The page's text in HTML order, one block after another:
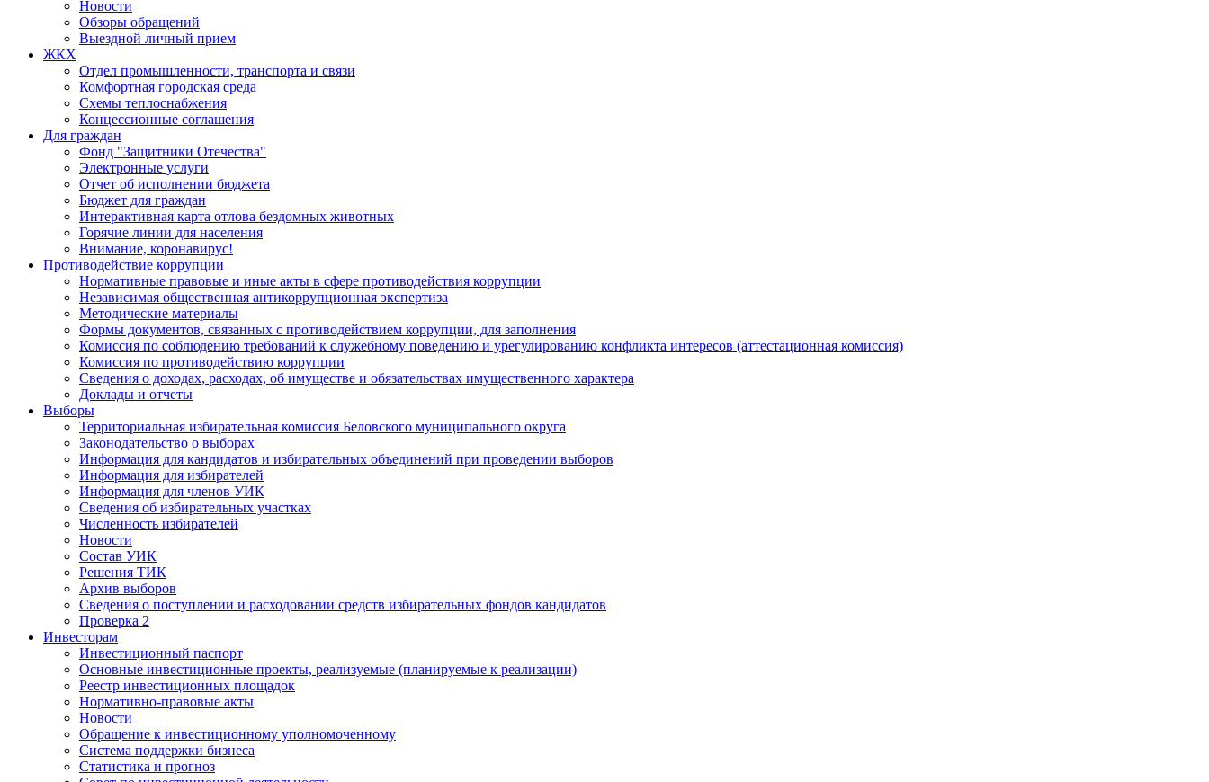
Новости
Обзоры обращений
Выездной личный прием
ЖКХ
Отдел промышленности, транспорта и связи
Комфортная городская среда
Схемы теплоснабжения
Концессионные соглашения
Для граждан
Фонд "Защитники Отечества"
Электронные услуги
Отчет об исполнении бюджета
Бюджет для граждан
Интерактивная карта отлова бездомных животных
Горячие линии для населения
Внимание, коронавирус!
Противодействие коррупции
Нормативные правовые и иные акты в сфере противодействия коррупции
Независимая общественная антикоррупционная экспертиза
Методические материалы
Формы документов, связанных с противодействием коррупции, для заполнения
Комиссия по соблюдению требований к служебному поведению и урегулированию конфликта интересов (аттестационная комиссия)
Комиссия по противодействию коррупции
Сведения о доходах, расходах, об имуществе и обязательствах имущественного характера
Доклады и отчеты
Выборы
Территориальная избирательная комиссия Беловского муниципального округа
Законодательство о выборах
Информация для кандидатов и избирательных объединений при проведении выборов
Информация для избирателей
Информация для членов УИК
Сведения об избирательных участках
Численность избирателей
Новости
Состав УИК
Решения ТИК
Архив выборов
Сведения о поступлении и расходовании средств избирательных фондов кандидатов
Проверка 2
Инвесторам
Инвестиционный паспорт
Основные инвестиционные проекты, реализуемые (планируемые к реализации)
Реестр инвестиционных площадок
Нормативно-правовые акты
Новости
Обращение к инвестиционному уполномоченному
Система поддержки бизнеса
Статистика и прогноз